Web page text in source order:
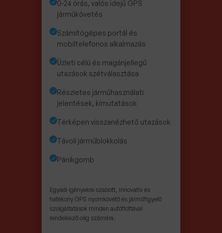
0-24 órás, valós idejű GPS
járműkövetés
Számítógépes portál és
mobiltelefonos alkalmazás
Üzleti célú és magánjellegű
utazások szétválasztása
Részletes járműhasználati
jelentések, kimutatások
Térképen visszanézhető utazások
Távoli járműblokkolás
Pánikgomb
Egyedi igényekre szabott, innovatív és
hatékony GPS nyomkövető és járműfigyelő
szolgáltatások minden autóflottával
rendelkező cég számára.